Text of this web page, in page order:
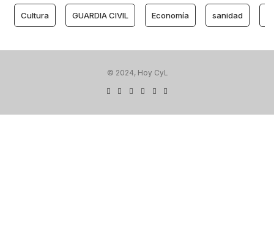
Cultura GUARDIA CIVIL Economía sanidad
© 2024, Hoy CyL